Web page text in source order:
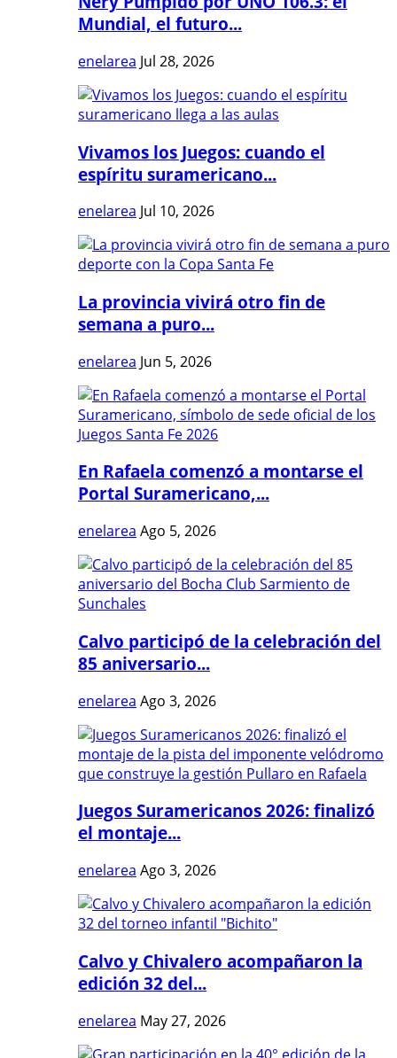
Mundial, el futuro...
enelarea Jul 28, 2026
Vivamos los Juegos: cuando el
espíritu suramericano...
enelarea Jul 10, 2026
La provincia vivirá otro fin de
semana a puro...
enelarea Jun 5, 2026
En Rafaela comenzó a montarse el
Portal Suramericano,...
enelarea Ago 5, 2026
Calvo participó de la celebración del
85 aniversario...
enelarea Ago 3, 2026
Juegos Suramericanos 2026: finalizó
el montaje...
enelarea Ago 3, 2026
Calvo y Chivalero acompañaron la
edición 32 del...
enelarea May 27, 2026